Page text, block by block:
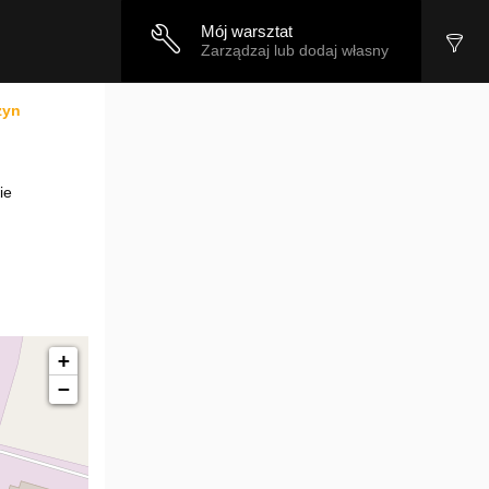
Mój warsztat
Zarządzaj lub dodaj własny
+
−